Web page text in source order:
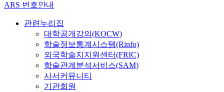
ARS 번호안내
관련누리집
대학공개강의(KOCW)
학술정보통계시스템(Rinfo)
외국학술지지원센터(FRIC)
학술관계분석서비스(SAM)
사서커뮤니티
기관회원